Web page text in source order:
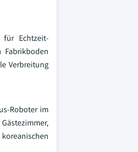
Echtzeit-
Verbreitung
Roboter im